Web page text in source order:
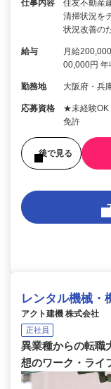
仕事内容
住友不動産
清掃状況を
状況改善の
給与
月給
00,000円
勤務地 大阪府・兵
応募資格
★未経験OK
免許
後で見る
レンタル機械・
アクト建機 株式会社
正社員
異業種からの転職
想のワーク・ライ